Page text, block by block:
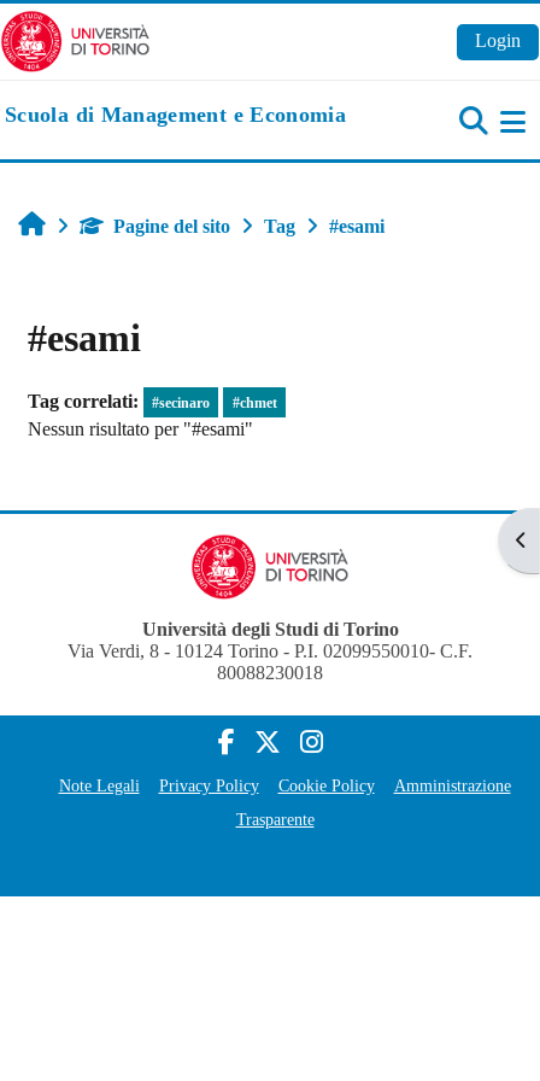
Vai al contenuto principale
Login
Scuola di Management e Economia
HomePagine del sito Tag #esami
#esami
Tag correlati: #secinaro #chmet
Nessun risultato per "#esami"
Università degli Studi di Torino
Via Verdi, 8 - 10124 Torino - P.I. 02099550010- C.F.
80088230018
Note Legali Privacy Policy Cookie Policy
Amministrazione
Trasparente